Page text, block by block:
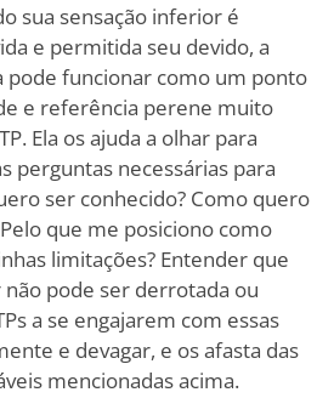
sua sensação inferior é
e permitida seu devido, a
pode funcionar como um ponto
e referência perene muito
Ela os ajuda a olhar para
perguntas necessárias para
ser conhecido? Como quero
que me posiciono como
limitações? Entender que
pode ser derrotada ou
a se engajarem com essas
e devagar, e os afasta das
mencionadas acima.